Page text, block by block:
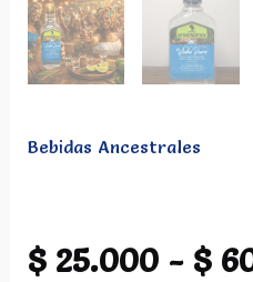
Bebidas Ancestrales
$25.000 - $